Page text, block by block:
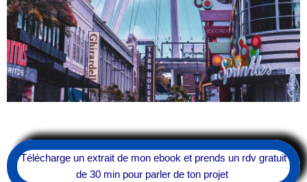
Télécharge un extrait de mon ebook et prends un rdv gratuit
de 30 min pour parler de ton projet